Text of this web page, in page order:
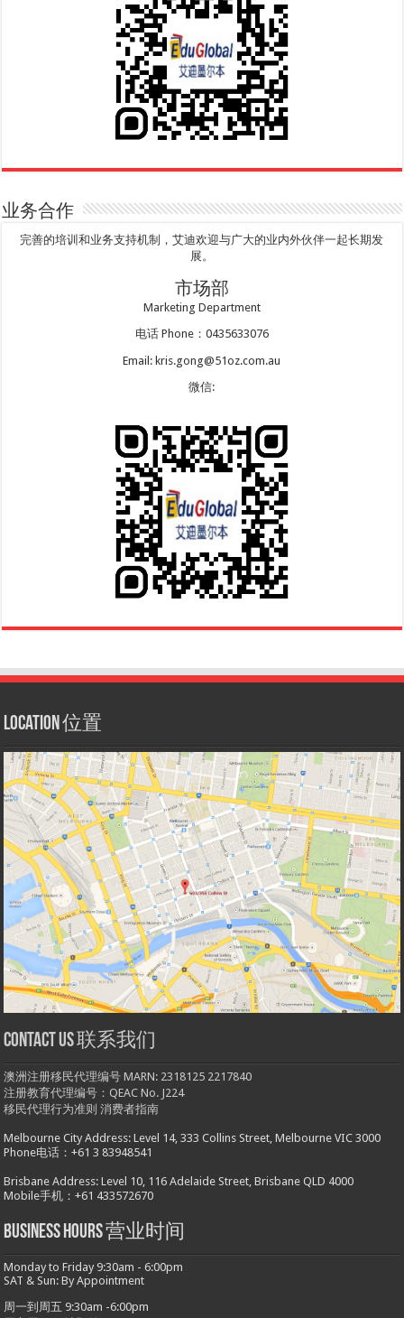
业务合作
完善的培训和业务支持机制，艾迪欢迎与广大的业内外伙伴一起长期发
展。
市场部
Marketing Department
电话 Phone：0435633076
Email: kris.gong@51oz.com.au
微信:
Location 位置
Contact us 联系我们
澳洲注册移民代理编号 MARN: 2318125 2217840
注册教育代理编号：QEAC No. J224
移民代理行为准则 消费者指南
Melbourne City Address: Level 14, 333 Collins Street, Melbourne VIC 3000
Phone电话：+61 3 83948541
Brisbane Address: Level 10, 116 Adelaide Street, Brisbane QLD 4000
Mobile手机：+61 433572670
Business hours 营业时间
Monday to Friday 9:30am - 6:00pm
SAT & Sun: By Appointment
周一到周五 9:30am -6:00pm